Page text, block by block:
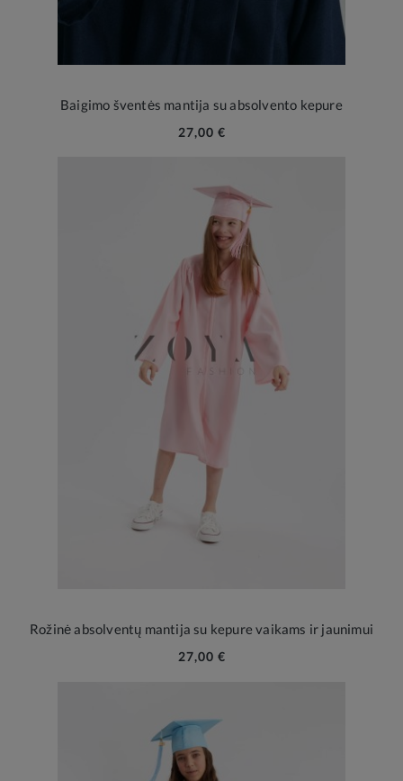
Baigimo šventės mantija su absolvento kepure
27,00 €
Rožinė absolventų mantija su kepure vaikams ir jaunimui
27,00 €